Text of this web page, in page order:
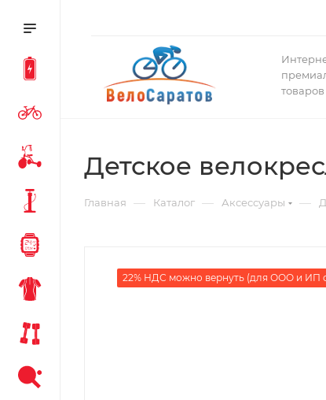
Детское
Главная — Каталог — Аксессуары —
22% НДС можно вернуть (для ООО и ИП